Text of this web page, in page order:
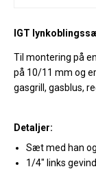
IGT
Til montering på
på 10/11 mm og
gasgrill, gasblus,
Detaljer:
Sæt med han
1/4" links gevind